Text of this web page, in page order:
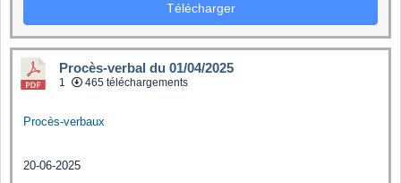
Télécharger
Procès-verbal du 01/04/2025
1 465 téléchargements
Procès-verbaux
20-06-2025